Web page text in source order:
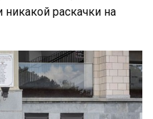
раскачки на